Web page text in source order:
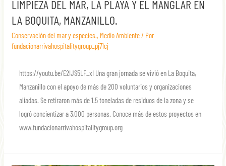
LIMPIEZA DEL MAR, LA PLAYA Y EL MANGLAR EN
LA BOQUITA, MANZANILLO.
Conservación del mar y especies. , Medio Ambiente / Por
fundacionarrivahospitalitygroup_pj71cj
https://youtu.be/E2IJS5LF_xI Una gran jornada se vivió en La Boquita,
Manzanillo con el apoyo de más de 200 voluntarios y organizaciones
aliadas. Se retiraron más de 1.5 toneladas de residuos de la zona y se
logró concientizar a 3,000 personas. Conoce más de estos proyectos en
www.fundacionarrivahospitalitygroup.org